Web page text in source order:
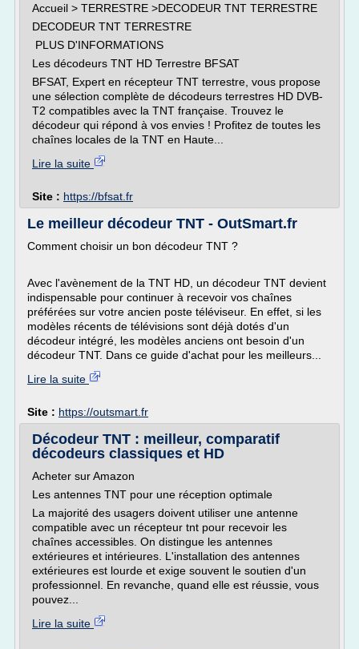
Accueil > TERRESTRE >DECODEUR TNT TERRESTRE
DECODEUR TNT TERRESTRE
PLUS D'INFORMATIONS
Les décodeurs TNT HD Terrestre BFSAT
BFSAT, Expert en récepteur TNT terrestre, vous propose
une sélection complète de décodeurs terrestres HD DVB-
T2 compatibles avec la TNT française. Trouvez le
décodeur qui répond à vos envies ! Profitez de toutes les
chaînes locales de la TNT en Haute...
Lire la suite
Site : https://bfsat.fr
Le meilleur décodeur TNT - OutSmart.fr
Comment choisir un bon décodeur TNT ?
Avec l'avènement de la TNT HD, un décodeur TNT devient
indispensable pour continuer à recevoir vos chaînes
préférées sur votre ancien poste téléviseur. En effet, si les
modèles récents de télévisions sont déjà dotés d'un
décodeur intégré, les modèles anciens ont besoin d'un
décodeur TNT. Dans ce guide d'achat pour les meilleurs...
Lire la suite
Site : https://outsmart.fr
Décodeur TNT : meilleur, comparatif
décodeurs classiques et HD
Acheter sur Amazon
Les antennes TNT pour une réception optimale
La majorité des usagers doivent utiliser une antenne
compatible avec un récepteur tnt pour recevoir les
chaînes accessibles. On distingue les antennes
extérieures et intérieures. L'installation des antennes
extérieures est lourde et exige souvent le soutien d'un
professionnel. En revanche, quand elle est réussie, vous
pouvez...
Lire la suite